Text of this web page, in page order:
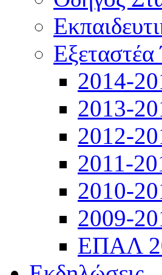
2014-
2013-
2012-
2011-
2010-
2009-
ΕΠΑΛ